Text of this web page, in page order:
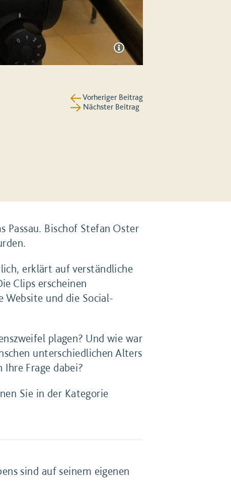
Vorheriger Beitrag
Nächster Beitrag
Passau. Bischof Stefan Oster
erklärt auf verständliche
Clips erscheinen
Website und die Social-
plagen? Und wie war
unterschiedlichen Alters
Frage dabei?
Sie in der Kategorie
sind auf seinem eigenen